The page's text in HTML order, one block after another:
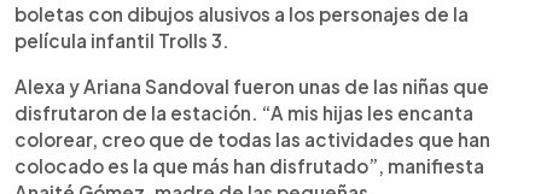
boletas con dibujos alusivos a los personajes de la
película infantil Trolls 3.
Alexa y Ariana Sandoval fueron unas de las niñas que
disfrutaron de la estación. “A mis hijas les encanta
colorear, creo que de todas las actividades que han
colocado es la que más han disfrutado”, manifiesta